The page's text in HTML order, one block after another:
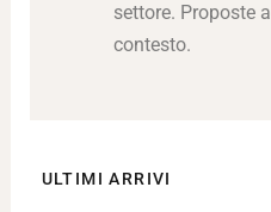
settore. Proposte
contesto.
ULTIMI ARRIVI